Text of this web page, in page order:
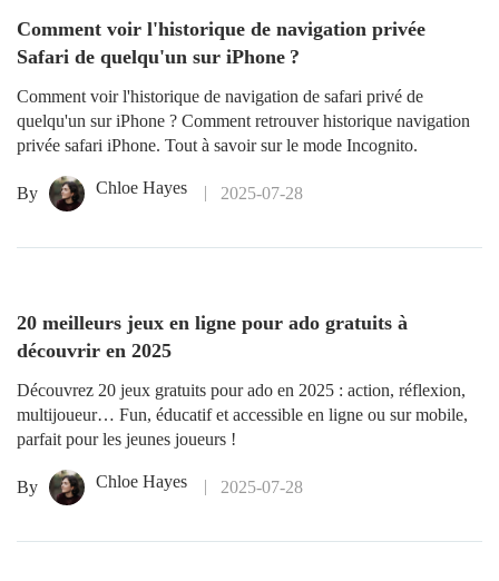
Comment voir l'historique de navigation privée
Safari de quelqu'un sur iPhone ?
Comment voir l'historique de navigation de safari privé de
quelqu'un sur iPhone ? Comment retrouver historique navigation
privée safari iPhone. Tout à savoir sur le mode Incognito.
By Chloe Hayes 2025-07-28
20 meilleurs jeux en ligne pour ado gratuits à
découvrir en 2025
Découvrez 20 jeux gratuits pour ado en 2025 : action, réflexion,
multijoueur… Fun, éducatif et accessible en ligne ou sur mobile,
parfait pour les jeunes joueurs !
By Chloe Hayes 2025-07-28